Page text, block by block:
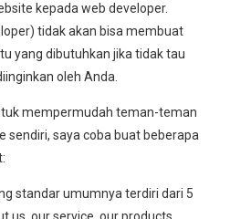
kepada web developer.
tidak akan bisa membuat
yang dibutuhkan jika tidak tau
oleh Anda.
mempermudah teman-teman
sendiri, saya coba buat beberapa
standar umumnya terdiri dari 5